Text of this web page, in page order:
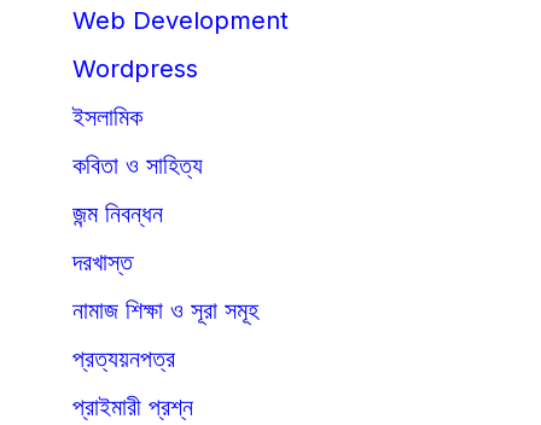
Web Development
Wordpress
ইসলামিক
কবিতা ও সাহিত্য
জন্ম নিবন্ধন
দরখাস্ত
নামাজ শিক্ষা ও সূরা সমূহ
প্রত্যয়নপত্র
প্রাইমারী প্রশ্ন